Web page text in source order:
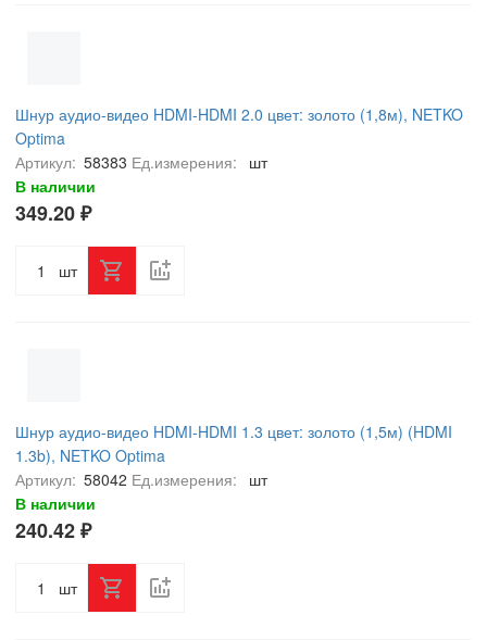
Шнур аудио-видео HDMI-HDMI 2.0 цвет: золото (1,8м), NETKO
Optima
Артикул: 58383 Ед.измерения:
шт
В наличии
349.20 ₽
шт
Шнур аудио-видео HDMI-HDMI 1.3 цвет: золото (1,5м) (HDMI
1.3b), NETKO Optima
Артикул: 58042 Ед.измерения:
шт
В наличии
240.42 ₽
шт